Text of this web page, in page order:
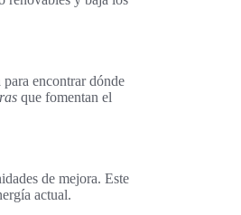
encontrar dónde
que fomentan el
de mejora. Este
actual.